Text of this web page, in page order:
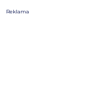
Reklama